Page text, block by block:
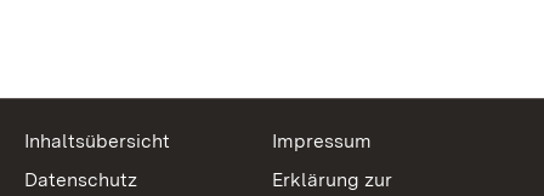
Inhaltsübersicht
Impressum
Datenschutz
Erklärung zur